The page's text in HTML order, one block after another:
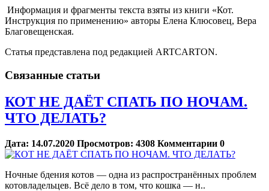
Информация и фрагменты текста взяты из книги «Кот.
Инструкция по применению» авторы Елена Клюсовец, Вера
Благовещенская.
Статья представлена под редакцией ARTCARTON.
Связанные статьи
КОТ НЕ ДАЁТ СПАТЬ ПО НОЧАМ.
ЧТО ДЕЛАТЬ?
Дата: 14.07.2020 Просмотров: 4308 Комментарии 0
Ночные бдения котов — одна из распространённых проблем
котовладельцев. Всё дело в том, что кошка — н..